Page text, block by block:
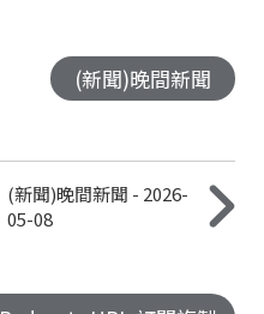
(新聞)晚間新聞
(新聞)晚間新聞 - 2026-
05-08